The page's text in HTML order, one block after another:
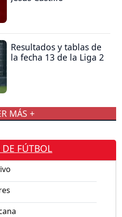
Resultados y tablas de
la fecha 13 de la Liga 2
MÁS +
FÚTBOL